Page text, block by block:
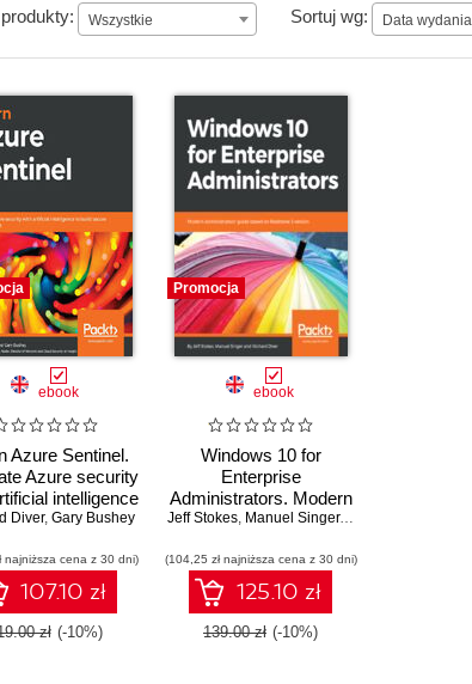
Wszystkie Sortuj wg: Data wydania
Data wydania
ebook
Azure Sentinel.
Azure security
intelligence
secure cloud
Diver, Gary Bushey
najniższa cena z 30 dni)
107.10 zł
zł (-10%)
Promocja
ebook
Windows 10 for
Enterprise
Administrators. Modern
Administrators' guide
version
Jeff Stokes, Manuel Singer,Richard Diver
(104,25 zł najniższa cena z 30 dni)
125.10 zł
139.00 zł (-10%)